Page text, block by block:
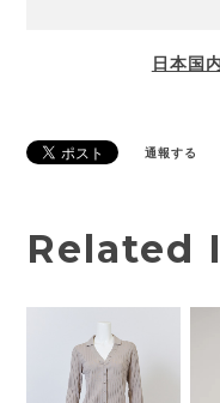
日本国
通報する
Related